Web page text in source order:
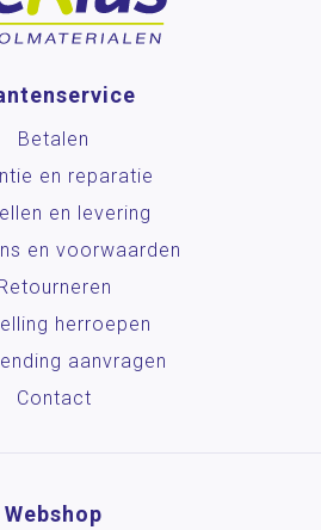
Betalen
en reparatie
en levering
en voorwaarden
herroepen
aanvragen
Contact
Webshop